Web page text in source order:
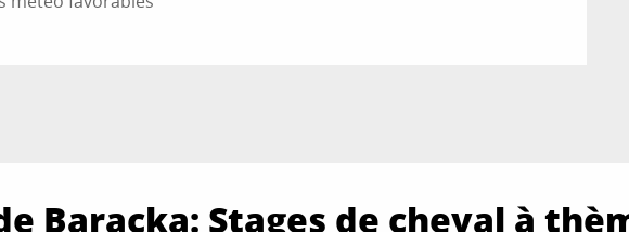
Baracka: Stages de cheval à